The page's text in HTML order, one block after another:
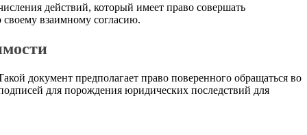
действий, который имеет право совершать
взаимному согласию.
документ предполагает право поверенного обращаться во
для порождения юридических последствий для